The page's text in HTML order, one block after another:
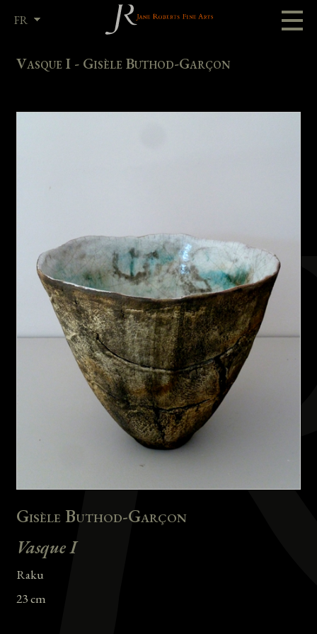
FR
Vasque I - Gisèle Buthod-Garçon
Gisèle Buthod-Garçon
Vasque I
Raku
23 cm